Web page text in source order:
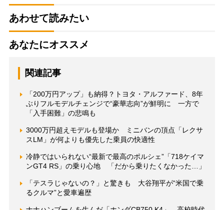
あわせて読みたい
あなたにオススメ
関連記事
「200万円アップ」も納得？トヨタ・アルファード、8年
ぶりフルモデルチェンジで“豪華志向”が鮮明に 一方で
「入手困難」の悲鳴も
3000万円超えモデルも登場か ミニバンの頂点「レクサ
スLM」が何よりも優先した乗員の快適性
冷静ではいられない“最新で最高のポルシェ”「718ケイマ
ンGT4 RS」の乗り心地 「だから乗りたくなかった…」
「テスラじゃないの？」と驚きも 大谷翔平が“米国で乗
るクルマ”と愛車遍歴